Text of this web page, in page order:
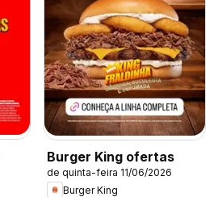
Burger King ofertas
de quinta-feira 11/06/2026
Burger King